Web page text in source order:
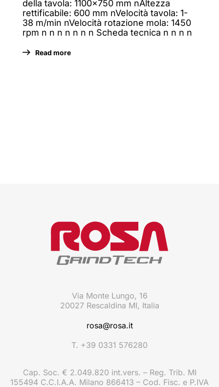
della tavola: 1100×750 mm nAltezza
rettificabile: 600 mm nVelocità tavola: 1-
38 m/min nVelocità rotazione mola: 1450
rpm n n n n n n n Scheda tecnica n n n n
Read more
Via Monte Lungo, 16
20027 Rescaldina MI, Italia
rosa@rosa.it
T. +39 0331 576280
Cap. Soc. € 2.049.820 int.vers. – Reg. Trib. MI
155494 C.C.I.A.A. Milano 866413 – Cod. Fisc. e P.IVA